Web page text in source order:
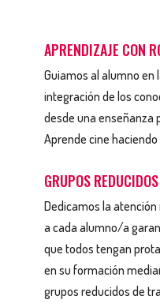
APRENDIZAJE CON
Guiamos al alumno en
integración de los
desde una enseñanza
Aprende cine haciendo
GRUPOS REDUCIDOS
Dedicamos la atención
a cada alumno/a
que todos tengan
en su formación
grupos reducidos de